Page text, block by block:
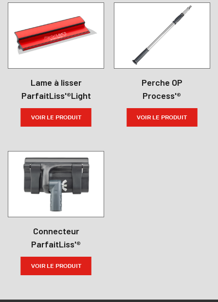
Lame à lisser
ParfaitLiss'®Light
VOIR LE PRODUIT
Perche OP
Process'®
VOIR LE PRODUIT
Connecteur
ParfaitLiss'®
VOIR LE PRODUIT